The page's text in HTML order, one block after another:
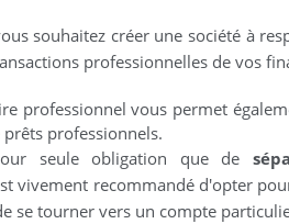
souhaitez créer une société à
professionnelles de vos
professionnel vous permet
professionnels.
seule obligation que de
vivement recommandé d'opter
se tourner vers un compte